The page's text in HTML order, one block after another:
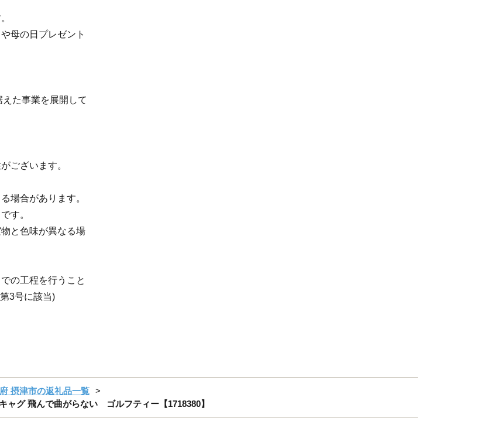
母の日プレゼント
た事業を展開して
ございます。
場合があります。
す。
と色味が異なる場
の工程を行うこと
3号に該当)
摂津市の返礼品一覧
飛んで曲がらない ゴルフティー【1718380】